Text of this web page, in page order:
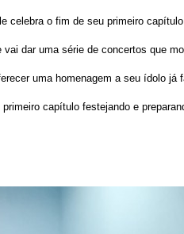
celebra o fim de seu primeiro
vai dar uma série de concertos que
uma homenagem a seu ídolo
capítulo festejando e